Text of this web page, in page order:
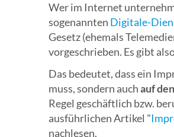
Wer im Internet
sogenannten Digitale-
Gesetz (ehemals
vorgeschrieben. Es gibt
Das bedeutet, dass ein
muss, sondern auchauf
Regel geschäftlich bzw.
ausführlichen Artikel "
nachlesen.